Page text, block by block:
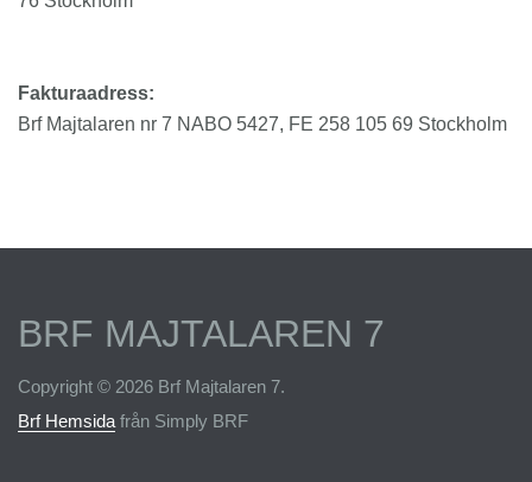
Fakturaadress:
Brf Majtalaren nr 7 NABO 5427, FE 258 105 69 Stockholm
BRF MAJTALAREN 7
Copyright © 2026 Brf Majtalaren 7.
Brf Hemsida från Simply BRF